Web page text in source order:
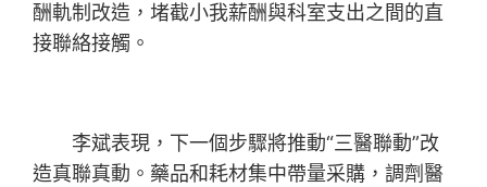
酬軌制改造，堵截小我薪酬與科室支出之間的直
接聯絡接觸。
李斌表現，下一個步驟將推動“三醫聯動”改
造真聯真動。藥品和耗材集中帶量采購，調劑醫